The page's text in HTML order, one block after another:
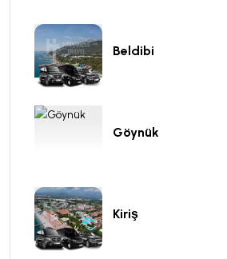
Beldibi
Göynük
Kiriş